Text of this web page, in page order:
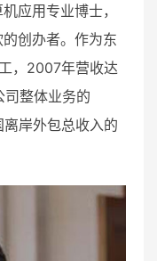
应用专业博士，
创办者。作为东
，2007年营收达
整体业务的
岸外包总收入的